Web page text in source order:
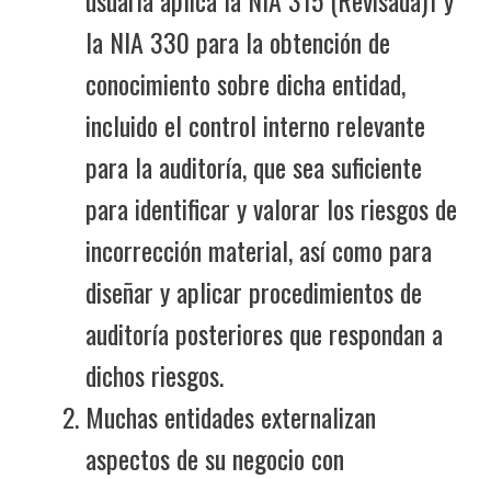
la NIA 330 para la obtención de
conocimiento sobre dicha entidad,
incluido el control interno relevante
para la auditoría, que sea suficiente
para identificar y valorar los riesgos de
incorrección material, así como para
diseñar y aplicar procedimientos de
auditoría posteriores que respondan a
dichos riesgos.
Muchas entidades externalizan
aspectos de su negocio con